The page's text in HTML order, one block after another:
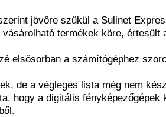
jövőre szűkül a Sulinet
termékek köre, értesült
elsősorban a számítógéphez
de a végleges lista még nem
hogy a digitális fényképezőgépek